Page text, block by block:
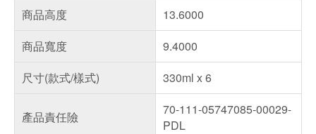
商品高度
13.6000
商品寬度
9.4000
尺寸(款式/樣式)
330ml x 6
產品責任險
70-111-05747085-00029-
PDL